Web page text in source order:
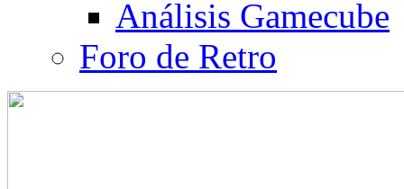
Análisis Gamecube
Foro de Retro